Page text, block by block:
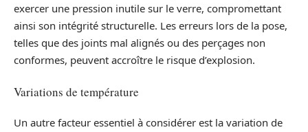
exercer une pression inutile sur le verre, compromettant
ainsi son intégrité structurelle. Les erreurs lors de la pose,
telles que des joints mal alignés ou des perçages non
conformes, peuvent accroître le risque d’explosion.
Variations de température
Un autre facteur essentiel à considérer est la variation de